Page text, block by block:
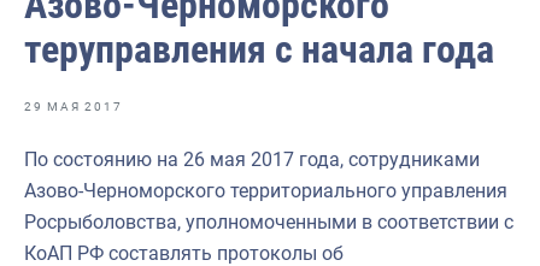
Отраслевые СМИ
Выставки и конференции
Научно-практическая литература
Рыбоохрана России
Отрасль в цифрах
Инфографика
теруправления с начала года
29 МАЯ 2017
По состоянию на 26 мая 2017 года, сотрудниками
Азово-Черноморского территориального управления
Росрыболовства, уполномоченными в соответствии с
КоАП РФ составлять протоколы об